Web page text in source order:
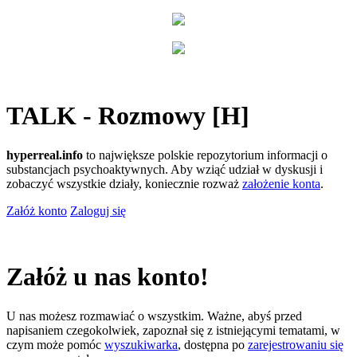
TALK - Rozmowy [H]
hyperreal.info to największe polskie repozytorium informacji o
substancjach psychoaktywnych. Aby wziąć udział w dyskusji i
zobaczyć wszystkie działy, koniecznie rozważ założenie konta.
Załóż konto Zaloguj się
Załóż u nas konto!
U nas możesz rozmawiać o wszystkim. Ważne, abyś przed
napisaniem czegokolwiek, zapoznał się z istniejącymi tematami, w
czym może pomóc wyszukiwarka, dostępna po zarejestrowaniu się